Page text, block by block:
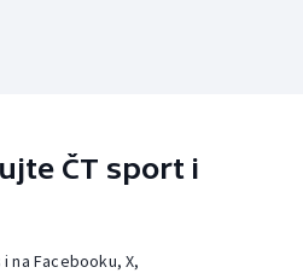
ČT sport i
na Facebooku, X,